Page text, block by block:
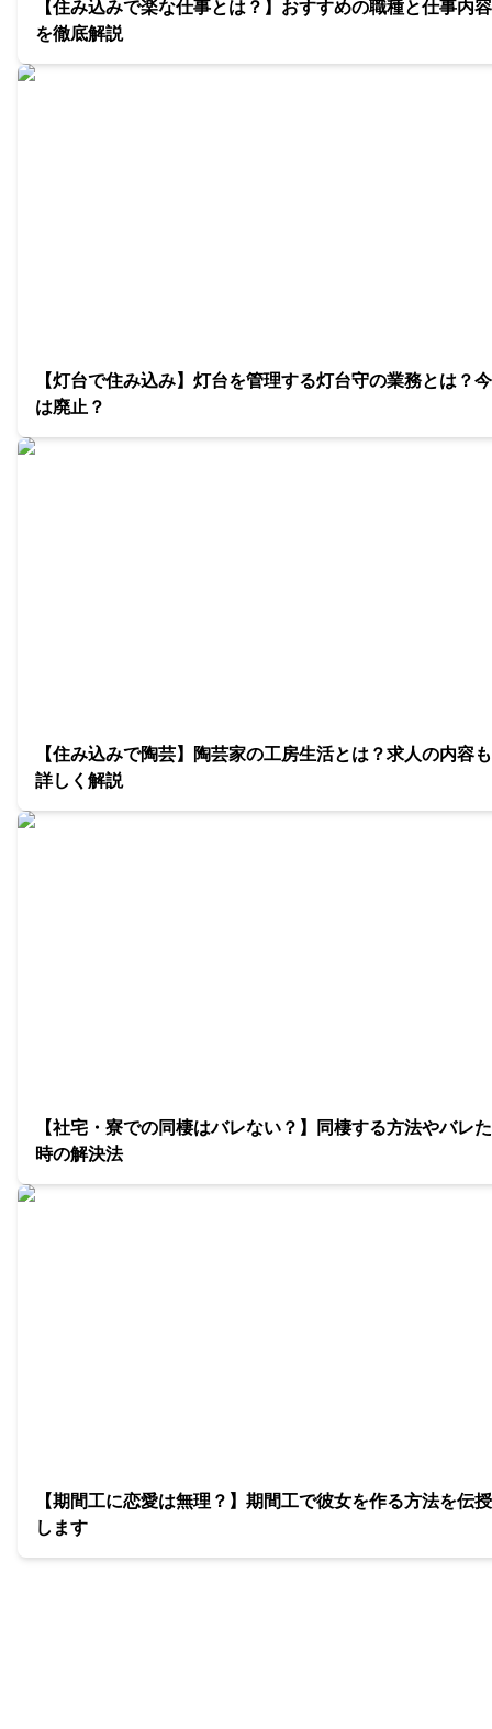
【住み込みで楽な仕事とは？】おすすめの職種と仕事内容
を徹底解説
【灯台で住み込み】灯台を管理する灯台守の業務とは？今
は廃止？
【住み込みで陶芸】陶芸家の工房生活とは？求人の内容も
詳しく解説
【社宅・寮での同棲はバレない？】同棲する方法やバレた
時の解決法
【期間工に恋愛は無理？】期間工で彼女を作る方法を伝授
します